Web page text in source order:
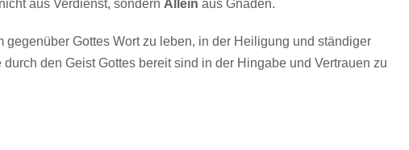
aus Verdienst, sondern Allein aus Gnaden.
Gottes Wort zu leben, in der Heiligung und ständiger
den Geist Gottes bereit sind in der Hingabe und Vertrauen zu